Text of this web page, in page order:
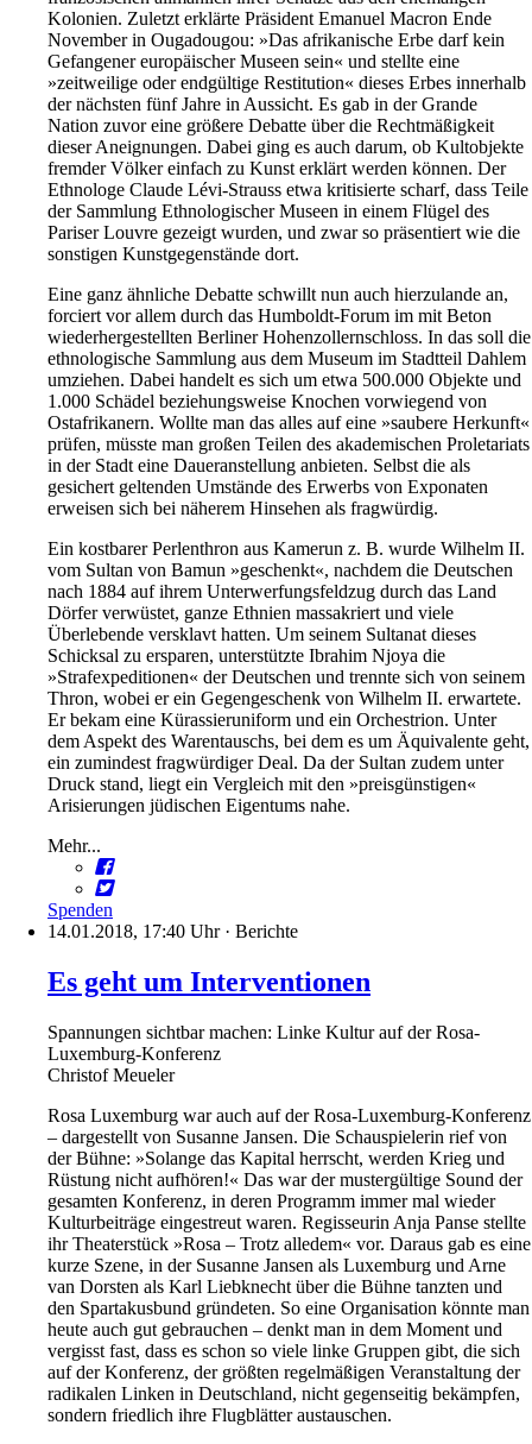
Kolonien. Zuletzt erklärte Präsident Emanuel Macron Ende
November in Ougadougou: »Das afrikanische Erbe darf kein
Gefangener europäischer Museen sein« und stellte eine
»zeitweilige oder endgültige Restitution« dieses Erbes innerhalb
der nächsten fünf Jahre in Aussicht. Es gab in der Grande
Nation zuvor eine größere Debatte über die Rechtmäßigkeit
dieser Aneignungen. Dabei ging es auch darum, ob Kultobjekte
fremder Völker einfach zu Kunst erklärt werden können. Der
Ethnologe Claude Lévi-Strauss etwa kritisierte scharf, dass Teile
der Sammlung Ethnologischer Museen in einem Flügel des
Pariser Louvre gezeigt wurden, und zwar so präsentiert wie die
sonstigen Kunstgegenstände dort.
Eine ganz ähnliche Debatte schwillt nun auch hierzulande an,
forciert vor allem durch das Humboldt-Forum im mit Beton
wiederhergestellten Berliner Hohenzollernschloss. In das soll die
ethnologische Sammlung aus dem Museum im Stadtteil Dahlem
umziehen. Dabei handelt es sich um etwa 500.000 Objekte und
1.000 Schädel beziehungsweise Knochen vorwiegend von
Ostafrikanern. Wollte man das alles auf eine »saubere Herkunft«
prüfen, müsste man großen Teilen des akademischen Proletariats
in der Stadt eine Daueranstellung anbieten. Selbst die als
gesichert geltenden Umstände des Erwerbs von Exponaten
erweisen sich bei näherem Hinsehen als fragwürdig.
Ein kostbarer Perlenthron aus Kamerun z. B. wurde Wilhelm II.
vom Sultan von Bamun »geschenkt«, nachdem die Deutschen
nach 1884 auf ihrem Unterwerfungsfeldzug durch das Land
Dörfer verwüstet, ganze Ethnien massakriert und viele
Überlebende versklavt hatten. Um seinem Sultanat dieses
Schicksal zu ersparen, unterstützte Ibrahim Njoya die
»Strafexpeditionen« der Deutschen und trennte sich von seinem
Thron, wobei er ein Gegengeschenk von Wilhelm II. erwartete.
Er bekam eine Kürassieruniform und ein Orchestrion. Unter
dem Aspekt des Warentauschs, bei dem es um Äquivalente geht,
ein zumindest fragwürdiger Deal. Da der Sultan zudem unter
Druck stand, liegt ein Vergleich mit den »preisgünstigen«
Arisierungen jüdischen Eigentums nahe.
Mehr...
Spenden
14.01.2018, 17:40 Uhr· Berichte
Es geht um Interventionen
Spannungen sichtbar machen: Linke Kultur auf der Rosa-
Luxemburg-Konferenz
Christof Meueler
Rosa Luxemburg war auch auf der Rosa-Luxemburg-Konferenz
– dargestellt von Susanne Jansen. Die Schauspielerin rief von
der Bühne: »Solange das Kapital herrscht, werden Krieg und
Rüstung nicht aufhören!« Das war der mustergültige Sound der
gesamten Konferenz, in deren Programm immer mal wieder
Kulturbeiträge eingestreut waren. Regisseurin Anja Panse stellte
ihr Theaterstück »Rosa – Trotz alledem« vor. Daraus gab es eine
kurze Szene, in der Susanne Jansen als Luxemburg und Arne
van Dorsten als Karl Liebknecht über die Bühne tanzten und
den Spartakusbund gründeten. So eine Organisation könnte man
heute auch gut gebrauchen – denkt man in dem Moment und
vergisst fast, dass es schon so viele linke Gruppen gibt, die sich
auf der Konferenz, der größten regelmäßigen Veranstaltung der
radikalen Linken in Deutschland, nicht gegenseitig bekämpfen,
sondern friedlich ihre Flugblätter austauschen.